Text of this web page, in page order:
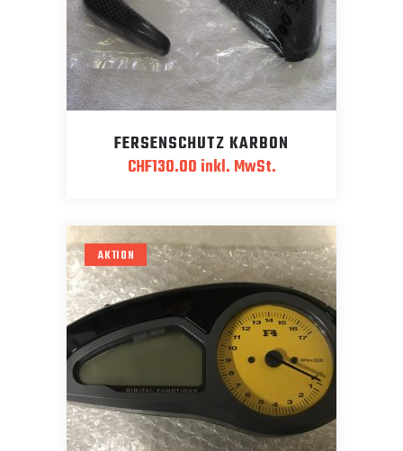
FERSENSCHUTZ KARBON
CHF130.00 inkl. MwSt.
AKTION